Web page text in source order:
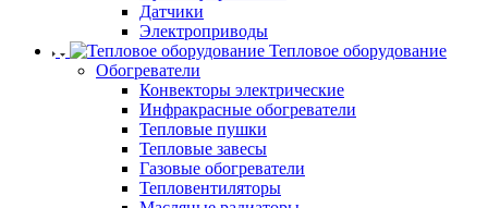
Датчики
Электроприводы
Тепловое оборудование
Обогреватели
Конвекторы электрические
Инфракрасные обогреватели
Тепловые пушки
Тепловые завесы
Газовые обогреватели
Тепловентиляторы